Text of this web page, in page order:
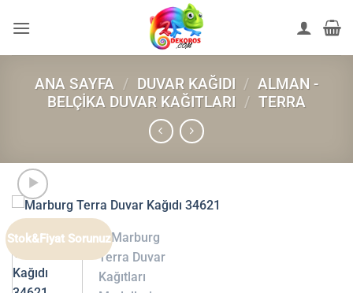
atla
ANA SAYFA / DUVAR KAĞIDI / ALMAN -
BELÇIKA DUVAR KAĞITLARI / TERRA
Stok&Fiyat Sorunuz